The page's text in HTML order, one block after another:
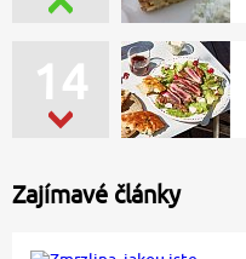
14
Zajímavé články